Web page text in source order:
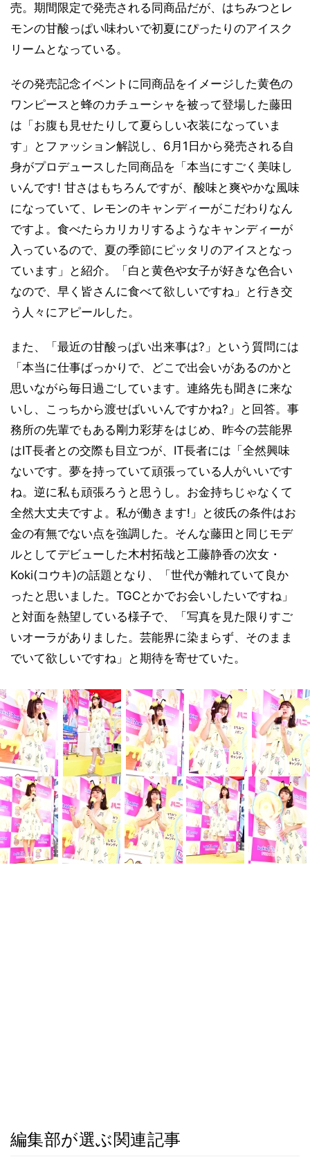
売。期間限定で発売される同商品だが、はちみつとレ
モンの甘酸っぱい味わいで初夏にぴったりのアイスク
リームとなっている。
その発売記念イベントに同商品をイメージした黄色の
ワンピースと蜂のカチューシャを被って登場した藤田
は「お腹も見せたりして夏らしい衣装になっていま
す」とファッション解説し、6月1日から発売される自
身がプロデュースした同商品を「本当にすごく美味し
いんです! 甘さはもちろんですが、酸味と爽やかな風味
になっていて、レモンのキャンディーがこだわりなん
ですよ。食べたらカリカリするようなキャンディーが
入っているので、夏の季節にピッタリのアイスとなっ
ています」と紹介。「白と黄色や女子が好きな色合い
なので、早く皆さんに食べて欲しいですね」と行き交
う人々にアピールした。
また、「最近の甘酸っぱい出来事は?」という質問には
「本当に仕事ばっかりで、どこで出会いがあるのかと
思いながら毎日過ごしています。連絡先も聞きに来な
いし、こっちから渡せばいいんですかね?」と回答。事
務所の先輩でもある剛力彩芽をはじめ、昨今の芸能界
はIT長者との交際も目立つが、IT長者には「全然興味
ないです。夢を持っていて頑張っている人がいいです
ね。逆に私も頑張ろうと思うし。お金持ちじゃなくて
全然大丈夫ですよ。私が働きます!」と彼氏の条件はお
金の有無でない点を強調した。そんな藤田と同じモデ
ルとしてデビューした木村拓哉と工藤静香の次女・
Koki(コウキ)の話題となり、「世代が離れていて良か
ったと思いました。TGCとかでお会いしたいですね」
と対面を熱望している様子で、「写真を見た限りすご
いオーラがありました。芸能界に染まらず、そのまま
でいて欲しいですね」と期待を寄せていた。
編集部が選ぶ関連記事